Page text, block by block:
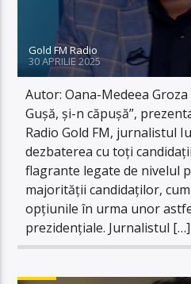
Gold FM Radio
30 APRILIE 2025
Autor: Oana-Medeea
Gușă, și-n căpușă”,
Radio Gold FM, jurnalistul
dezbaterea cu toți
flagrante legate de nivelul
majorității candidaților,
opțiunile în urma unor
prezidențiale. Jurnalistul […]